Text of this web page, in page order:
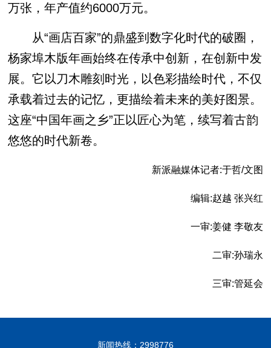
万张，年产值约6000万元。
从“画店百家”的鼎盛到数字化时代的破圈，
杨家埠木版年画始终在传承中创新，在创新中发
展。它以刀木雕刻时光，以色彩描绘时代，不仅
承载着过去的记忆，更描绘着未来的美好图景。
这座“中国年画之乡”正以匠心为笔，续写着古韵
悠悠的时代新卷。
新派融媒体记者:于哲/文图
编辑:赵越 张兴红
一审:姜健 李敬友
二审:孙瑞永
三审:管延会
新闻热线：2998776